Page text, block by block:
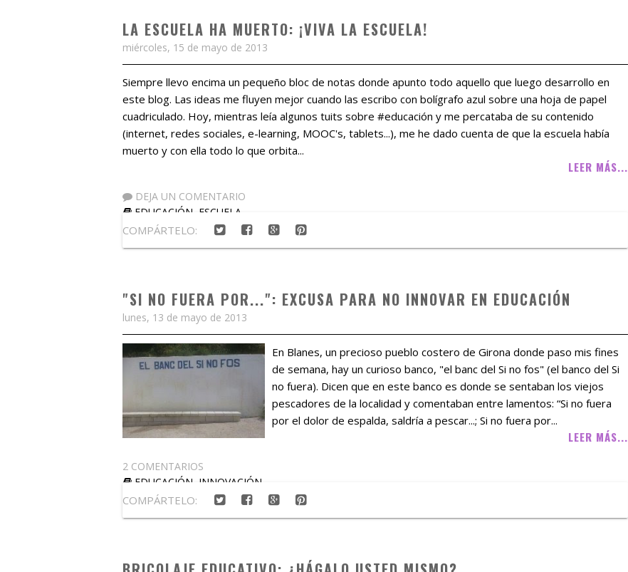
LA ESCUELA HA MUERTO: ¡VIVA LA ESCUELA!
miércoles, 15 de mayo de 2013
Siempre llevo encima un pequeño bloc de notas donde apunto todo aquello que luego desarrollo en
este blog. Las ideas me fluyen mejor cuando las escribo con bolígrafo azul sobre una hoja de papel
cuadriculado. Hoy, mientras leía algunos tuits sobre #educación y me percataba de su contenido
(internet, redes sociales, e-learning, MOOC's, tablets...), me he dado cuenta de que la escuela había
muerto y con ella todo lo que orbita...
LEER MÁS...
DEJA UN COMENTARIO
EDUCACIÓN ESCUELA
COMPÁRTELO:
"SI NO FUERA POR...": EXCUSA PARA NO INNOVAR EN EDUCACIÓN
lunes, 13 de mayo de 2013
En Blanes, un precioso pueblo costero de Girona donde paso mis fines
de semana, hay un curioso banco, "el banc del Si no fos" (el banco del Si
no fuera). Dicen que en este banco es donde se sentaban los viejos
pescadores de la localidad y comentaban entre lamentos: “Si no fuera
por el dolor de espalda, saldría a pescar...; Si no fuera por...
LEER MÁS...
2 COMENTARIOS
EDUCACIÓN INNOVACIÓN
COMPÁRTELO: